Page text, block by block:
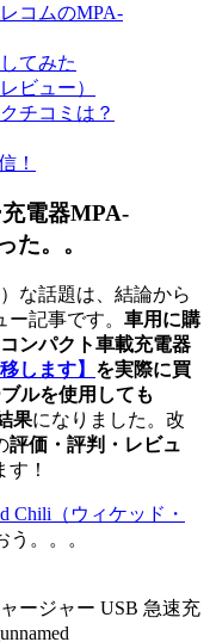
コムのMPA-
てみた
ビュー）
チコミは？
！
電器MPA-
た。。
な話題は、結論から
記事です。 車用に購
ンパクト車載充電器
します】 を実際に買
ルを使用しても
果になりました。改
評価・評判・レビュ
！
Chili（ウィケッド・
う。。。